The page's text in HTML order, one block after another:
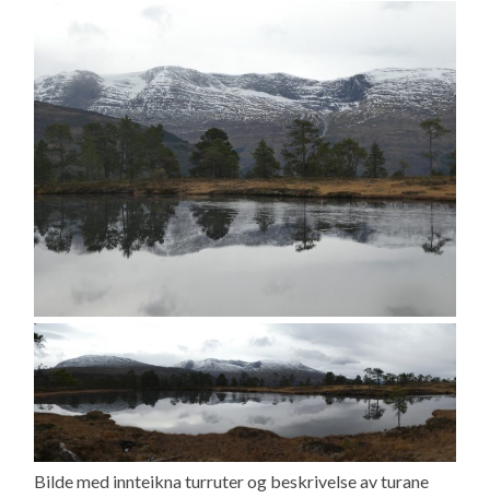
Bilde med innteikna turruter og beskrivelse av turane